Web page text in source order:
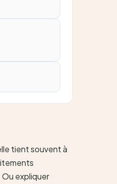
tient souvent à
expliquer